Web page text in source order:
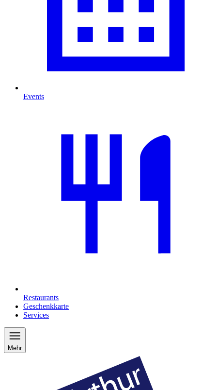
Events
Restaurants
Geschenkkarte
Services
Mehr